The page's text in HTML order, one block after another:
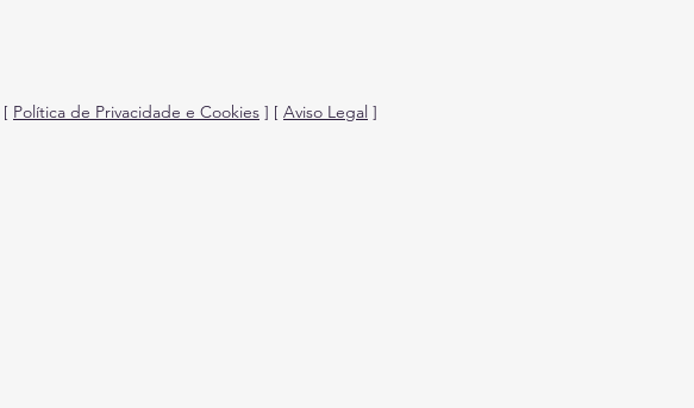
[ Política de Privacidade e Cookies ] [ Aviso Legal ]